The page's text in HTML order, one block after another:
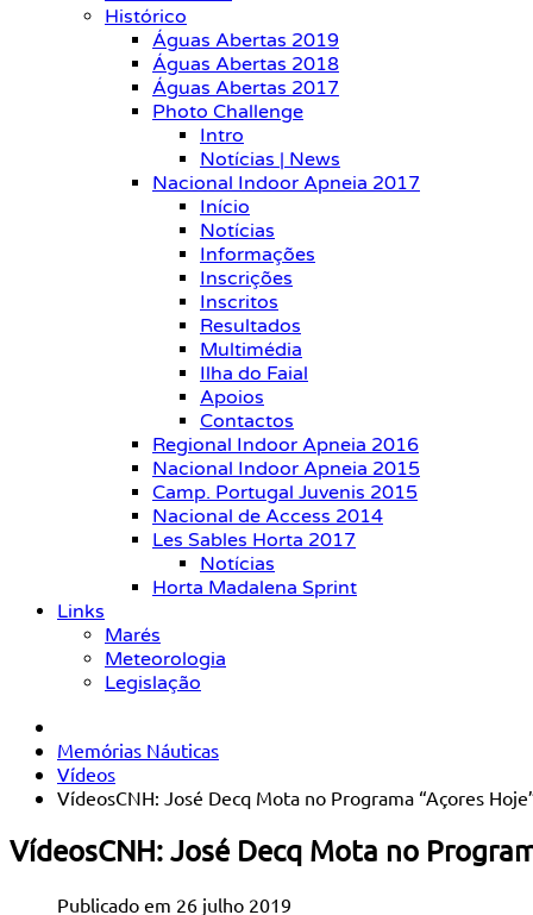
Histórico
Águas Abertas 2019
Águas Abertas 2018
Águas Abertas 2017
Photo Challenge
Intro
Notícias | News
Nacional Indoor Apneia 2017
Início
Notícias
Informações
Inscrições
Inscritos
Resultados
Multimédia
Ilha do Faial
Apoios
Contactos
Regional Indoor Apneia 2016
Nacional Indoor Apneia 2015
Camp. Portugal Juvenis 2015
Nacional de Access 2014
Les Sables Horta 2017
Notícias
Horta Madalena Sprint
Links
Marés
Meteorologia
Legislação
Memórias Náuticas
Vídeos
VídeosCNH: José Decq Mota no Programa “Açores
VídeosCNH: José Decq Mota no
Publicado em 26 julho 2019